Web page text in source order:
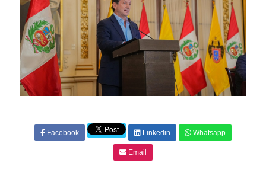
Facebook Linkedin Whatsapp
Email